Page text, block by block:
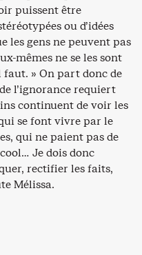
puissent être
ou d’idées
les gens ne peuvent pas
mêmes ne se les sont
» On part donc de
l’ignorance requiert
continuent de voir les
se font vivre par le
qui ne paient pas de
Je dois donc
rectifier les faits,
Mélissa.